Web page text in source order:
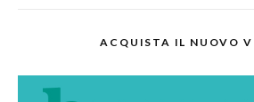
ACQUISTA IL NUOVO